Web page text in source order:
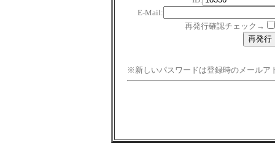
E-Mail:
再発行確認チェック→
※新しいパスワードは登録時のメールア